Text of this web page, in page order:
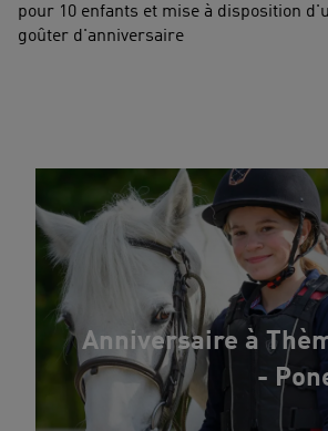
pour 10 enfants et mise à disposition
goûter d'anniversaire
Anniversaire à
-